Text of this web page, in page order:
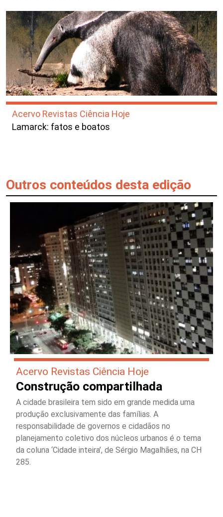
Acervo Revistas Ciência Hoje
Lamarck: fatos e boatos
Outros conteúdos desta edição
Acervo Revistas Ciência Hoje
Construção compartilhada
A cidade brasileira tem sido em grande medida uma
produção exclusivamente das famílias. A
responsabilidade de governos e cidadãos no
planejamento coletivo dos núcleos urbanos é o tema
da coluna ‘Cidade inteira’, de Sérgio Magalhães, na CH
285.